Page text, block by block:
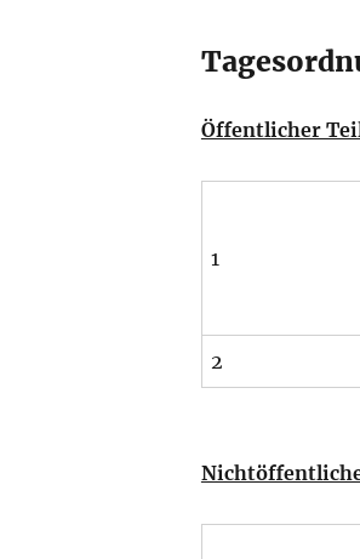
Öffentlicher
1
2